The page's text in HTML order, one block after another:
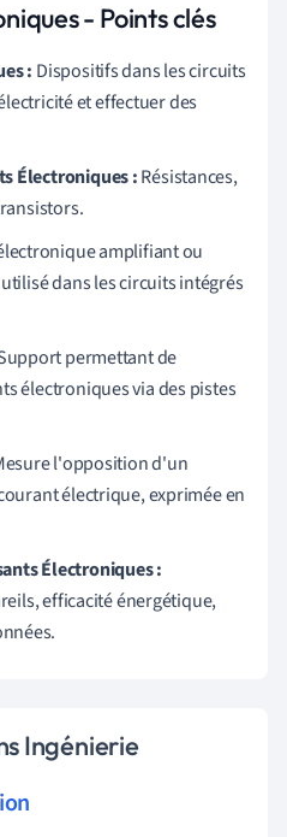
- Points clés
: Dispositifs dans les circuits
et effectuer des
Électroniques :Résistances,
amplifiant ou
dans les circuits intégrés
permettant de
électroniques via des pistes
l'opposition d'un
électrique, exprimée en
Électroniques :
efficacité énergétique,
Ingénierie